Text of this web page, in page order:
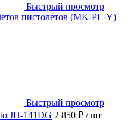
Быстрый просмотр
пистолетов (MK-PL-Y)
Быстрый просмотр
JH-141DG 2 850 ₽ / шт